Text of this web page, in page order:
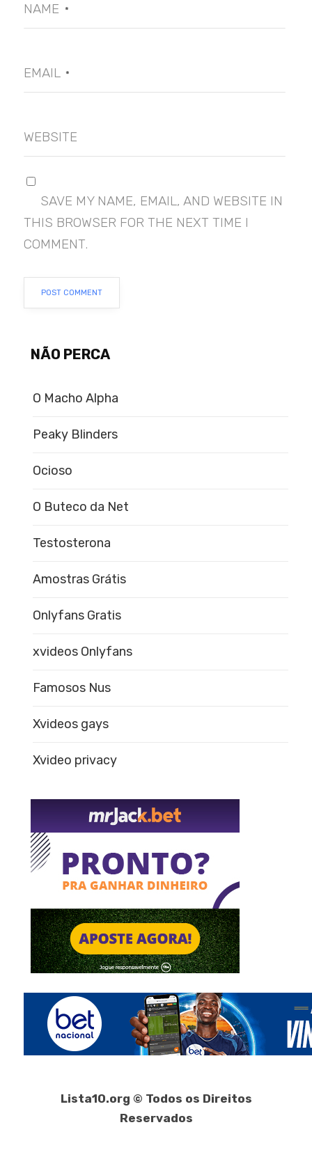
NAME *
EMAIL *
WEBSITE
SAVE MY NAME, EMAIL, AND WEBSITE IN
THIS BROWSER FOR THE NEXT TIME I
COMMENT.
NÃO PERCA
O Macho Alpha
Peaky Blinders
Ocioso
O Buteco da Net
Testosterona
Amostras Grátis
Onlyfans Gratis
xvideos Onlyfans
Famosos Nus
Xvideos gays
Xvideo privacy
Lista10.org © Todos os Direitos
Reservados